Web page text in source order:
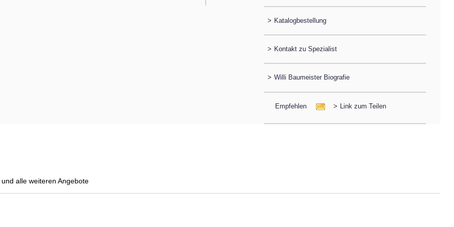
> Katalogbestellung
> Kontakt zu Spezialist
> Willi Baumeister Biografie
Empfehlen > Link zum Teilen
und alle weiteren Angebote